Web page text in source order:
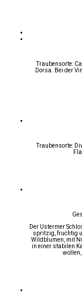
Traubensorte:
Dorsa. Bei der
Traubensorte:
Der Ustermer
spritzig, fruchtig
Wildblumen, mit
in einer stabilen